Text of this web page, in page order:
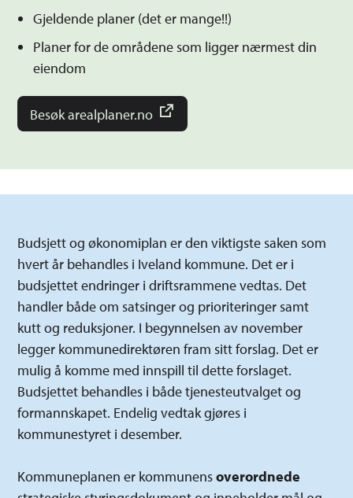
Gjeldende planer (det er mange!!)
Planer for de områdene som ligger nærmest din
eiendom
Besøk arealplaner.no
Budsjett og økonomiplan er den viktigste saken som
hvert år behandles i Iveland kommune. Det er i
budsjettet endringer i driftsrammene vedtas. Det
handler både om satsinger og prioriteringer samt
kutt og reduksjoner. I begynnelsen av november
legger kommunedirektøren fram sitt forslag. Det er
mulig å komme med innspill til dette forslaget.
Budsjettet behandles i både tjenesteutvalget og
formannskapet. Endelig vedtak gjøres i
kommunestyret i desember.
Kommuneplanen er kommunensoverordnede